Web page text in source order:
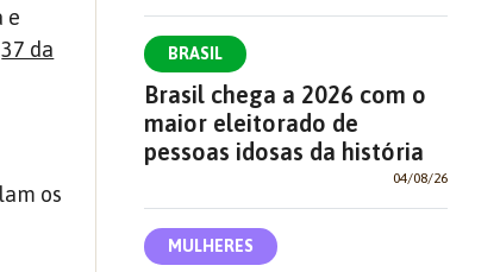
e
37 da
os
BRASIL
Brasil chega a 2026 com o
maior eleitorado de
pessoas idosas da história
04/08/26
MULHERES